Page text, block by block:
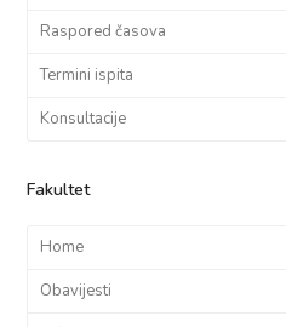
Raspored časova
Termini ispita
Konsultacije
Fakultet
Home
Obavijesti